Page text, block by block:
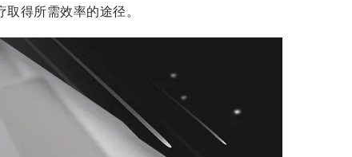
得所需效率的途径。